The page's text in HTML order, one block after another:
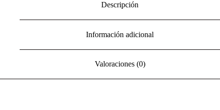
Descripción
Información adicional
Valoraciones (0)